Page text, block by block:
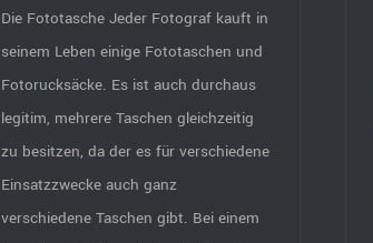
Die Fototasche Jeder Fotograf kauft in
seinem Leben einige Fototaschen und
Fotorucksäcke. Es ist auch durchaus
legitim, mehrere Taschen gleichzeitig
zu besitzen, da der es für verschiedene
Einsatzzwecke auch ganz
verschiedene Taschen gibt. Bei einem